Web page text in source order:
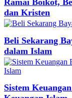
dan Kristen
Beli Sekarang
dalam Islam
Sistem